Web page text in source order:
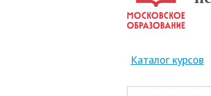
Каталог курсов